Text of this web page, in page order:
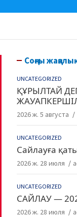
Соңғы
UNCATEGORIZED
ҚҰРЫЛТАЙ
2026 ж. 5 августа
UNCATEGORIZED
Сайлауға
2026 ж. 28 июля
UNCATEGORIZED
САЙЛАУ —
2026 ж. 28 июля